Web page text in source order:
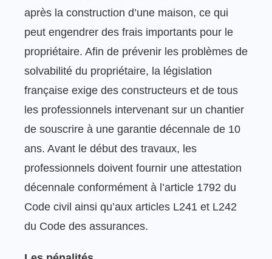
après la construction d’une maison, ce qui
peut engendrer des frais importants pour le
propriétaire. Afin de prévenir les problèmes de
solvabilité du propriétaire, la législation
française exige des constructeurs et de tous
les professionnels intervenant sur un chantier
de souscrire à une garantie décennale de 10
ans. Avant le début des travaux, les
professionnels doivent fournir une attestation
décennale conformément à l’article 1792 du
Code civil ainsi qu’aux articles L241 et L242
du Code des assurances.